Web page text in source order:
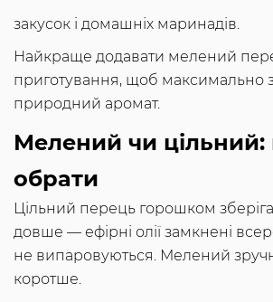
закусок і домашніх маринадів.
Найкраще додавати мелений
приготування, щоб максимально
природний аромат.
Мелений чи
обрати
Цільний перець горошком
довше — ефірні олії замкнені
не випаровуються. Мелений
коротше.